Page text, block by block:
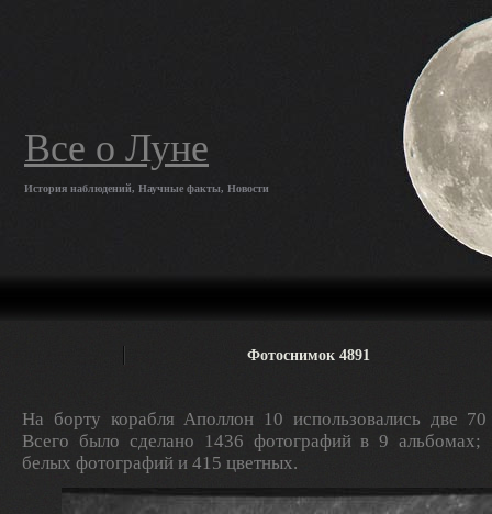
Все о Луне
История наблюдений, Научные факты, Новости
Фотоснимок 4891
На борту корабля Аполлон 10 использовались две
Всего было сделано 1436 фотографий в 9 альбомах;
белых фотографий и 415 цветных.